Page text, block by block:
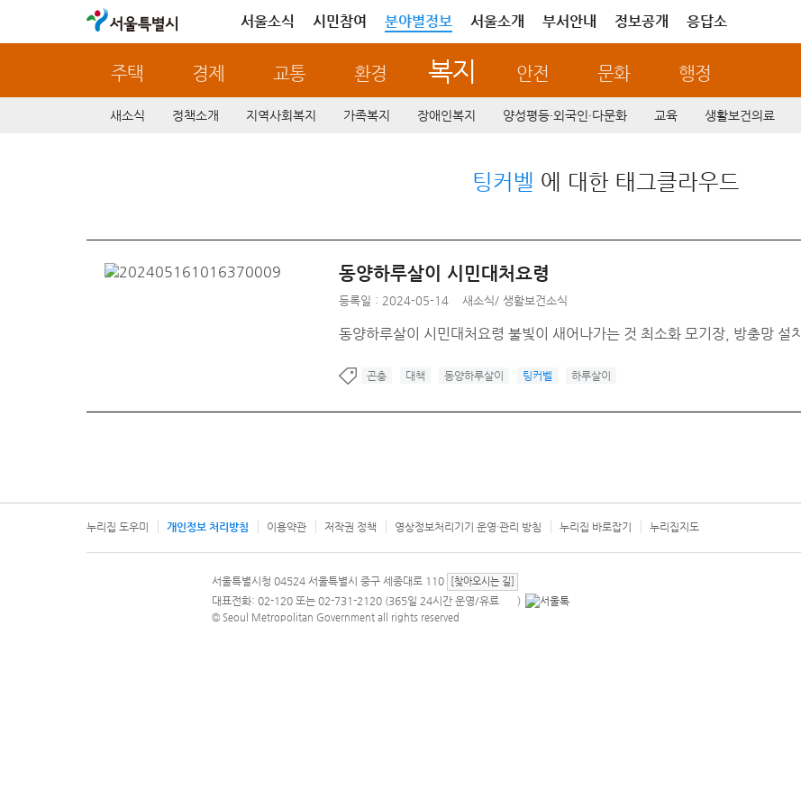
서울특별시 서울소식 시민참여 분야별정보 서울소개 부서안내 정보공개 응답소
주택 경제 교통 환경 복지 안전 문화 행정
새소식 정책소개 지역사회복지 가족복지 장애인복지 양성평등·외국인·다문화 교육 생활보건의료
팅커벨 에 대한 태그클라우드
동양하루살이 시민대처요령
등록일 : 2024-05-14 새소식/ 생활보건소식
동양하루살이 시민대처요령 불빛이 새어나가는 것 최소화 모기장, 방충망 설
곤충 대책 동양하루살이 팅커벨 하루살이
누리집 도우미 개인정보 처리방침 이용약관 저작권 정책 영상정보처리기기 운영·관리 방침 누리집 바로잡기 누리집지도
문의 전화번호 120, 120 다산콜재단
서울특별시청 04524 서울특별시 중구 세종대로 110 [찾아오시는 길]
대표전화: 02-120 또는 02-731-2120 (365일 24시간 운영/유료 안내팝업 열기
)
© Seoul Metropolitan Government all rights reserved